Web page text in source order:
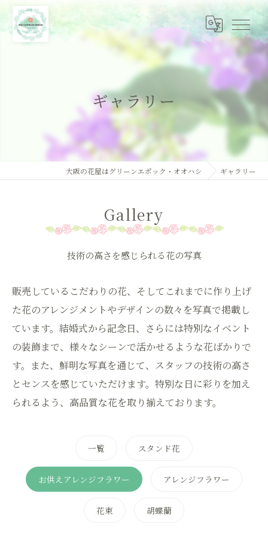
ギャラリー
大阪の花屋はグリーンエポック・オオハシ ギャラリー
Gallery
技術の高さを感じられる花の写真
販売しているこだわりの花、そしてこれまでに作り上げ
た花のアレンジメントやデザインの数々を写真で掲載し
ています。結婚式から記念日、さらには特別なイベント
の装飾まで、様々なシーンで活かせるような花ばかりで
す。また、鮮明な写真を通じて、スタッフの技術の高さ
とセンスを感じていただけます。特別な日に彩りを加え
られるよう、高品質な花を取り揃えております。
一覧 スタンド花
お供えアレンジフラワー アレンジフラワー
花束 胡蝶蘭